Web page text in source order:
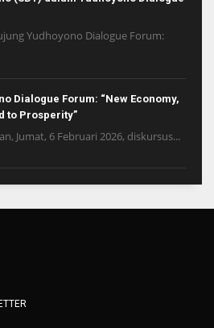
Yudhoyono Dialogue Forum:
Dialogue Forum: “New Economy,
to Prosperity”
Jumat, 6 Februari 2026, diskursus...